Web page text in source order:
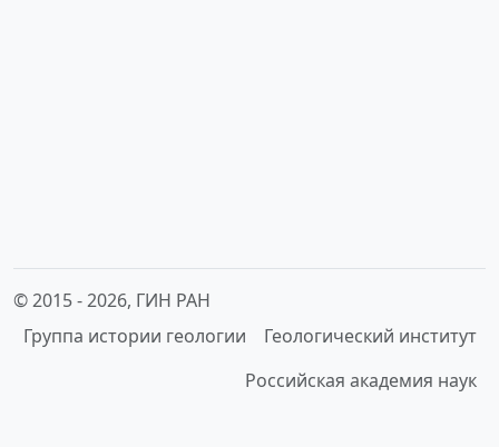
© 2015 -2026, ГИН РАН
Группа истории геологии
Геологический институт
Российская академия наук